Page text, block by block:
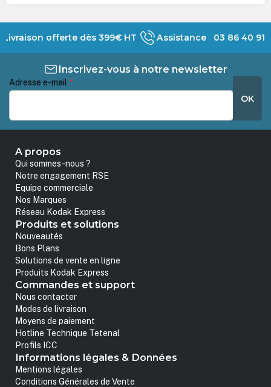
Livraison offerte dès 399€ HT Assistance 03 86 40 91
Inscrivez-vous à notre newsletter
Adresse e-mail *
OK
A propos
Qui sommes-nous ?
Notre engagement RSE
Equipe commerciale
Nos Marques
Réseau Kodak Express
Produits et solutions
Nouveautés
Bons Plans
Solutions de vente en ligne
Produits Kodak Express
Commandes et support
Nous contacter
Modes de livraison
Moyens de paiement
Hotline Technique Tetenal
Profils ICC
Informations légales & Données
Mentions légales
Conditions Générales de Vente